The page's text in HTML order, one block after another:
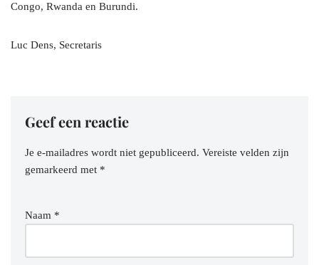
Congo, Rwanda en Burundi.
Luc Dens, Secretaris
Geef een reactie
Je e-mailadres wordt niet gepubliceerd. Vereiste velden zijn
gemarkeerd met *
Naam *